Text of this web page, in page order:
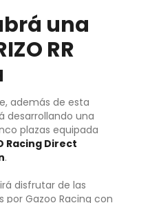
una
RR
además de esta
desarrollando una
plazas equipada
Racing Direct
.
disfrutar de las
por Gazoo Racing con